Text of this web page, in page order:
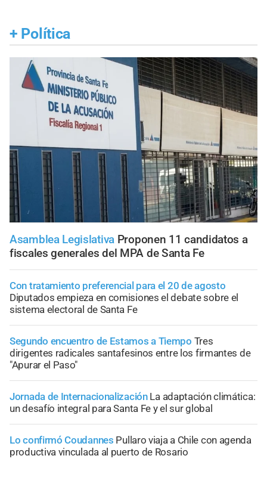
+ Política
Asamblea Legislativa Proponen 11 candidatos a
fiscales generales del MPA de Santa Fe
Con tratamiento preferencial para el 20 de agosto
Diputados empieza en comisiones el debate sobre el
sistema electoral de Santa Fe
Segundo encuentro de Estamos a Tiempo Tres
dirigentes radicales santafesinos entre los firmantes de
"Apurar el Paso"
Jornada de Internacionalización La adaptación climática:
un desafío integral para Santa Fe y el sur global
Lo confirmó Coudannes Pullaro viaja a Chile con agenda
productiva vinculada al puerto de Rosario